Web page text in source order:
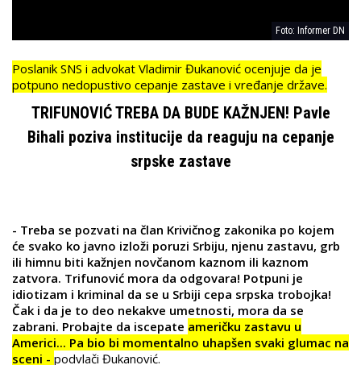
Foto: Informer DN
Poslanik SNS i advokat Vladimir Đukanović ocenjuje da je
potpuno nedopustivo cepanje zastave i vređanje države.
TRIFUNOVIĆ TREBA DA BUDE KAŽNJEN! Pavle
Bihali poziva institucije da reaguju na cepanje
srpske zastave
- Treba se pozvati na član Krivičnog zakonika po kojem
će svako ko javno izloži poruzi Srbiju, njenu zastavu, grb
ili himnu biti kažnjen novčanom kaznom ili kaznom
zatvora. Trifunović mora da odgovara! Potpuni je
idiotizam i kriminal da se u Srbiji cepa srpska trobojka!
Čak i da je to deo nekakve umetnosti, mora da se
zabrani. Probajte da iscepate američku zastavu u
Americi... Pa bio bi momentalno uhapšen svaki glumac na
sceni - podvlači Đukanović.